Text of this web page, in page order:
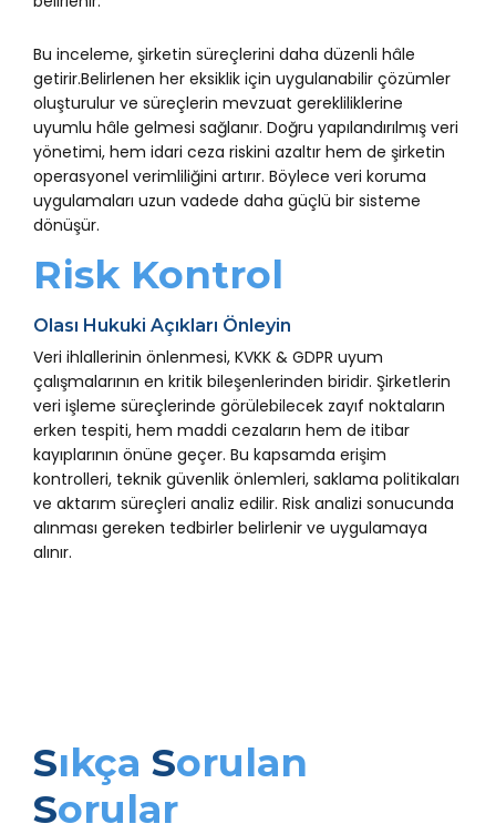
Bu inceleme, şirketin süreçlerini daha düzenli hâle
getirir.Belirlenen her eksiklik için uygulanabilir çözümler
oluşturulur ve süreçlerin mevzuat gerekliliklerine
uyumlu hâle gelmesi sağlanır. Doğru yapılandırılmış veri
yönetimi, hem idari ceza riskini azaltır hem de şirketin
operasyonel verimliliğini artırır. Böylece veri koruma
uygulamaları uzun vadede daha güçlü bir sisteme
dönüşür.
Risk Kontrol
Olası Hukuki Açıkları Önleyin
Veri ihlallerinin önlenmesi, KVKK & GDPR uyum
çalışmalarının en kritik bileşenlerinden biridir. Şirketlerin
veri işleme süreçlerinde görülebilecek zayıf noktaların
erken tespiti, hem maddi cezaların hem de itibar
kayıplarının önüne geçer. Bu kapsamda erişim
kontrolleri, teknik güvenlik önlemleri, saklama politikaları
ve aktarım süreçleri analiz edilir. Risk analizi sonucunda
alınması gereken tedbirler belirlenir ve uygulamaya
alınır.
Sıkça Sorulan
Sorular